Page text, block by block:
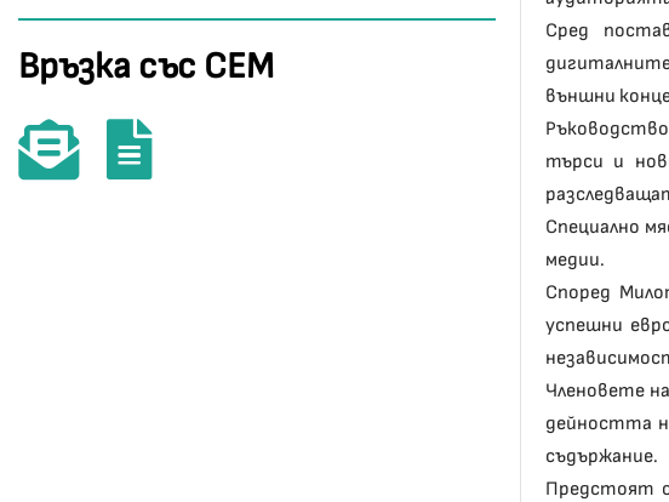
Връзка със СЕМ
Сред
външни
търси и
Специално
медии.
Според
успешни
Членовете
дейността
съдържание.
Предстоят